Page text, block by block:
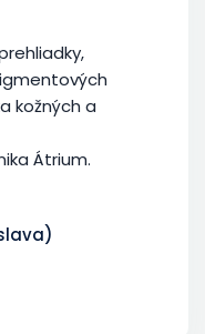
kožných a
Átrium.